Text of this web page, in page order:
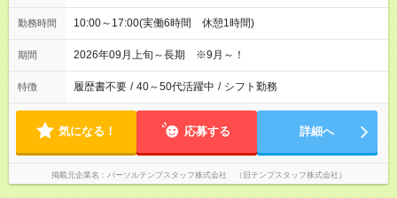
勤務時間 10:00～17:00(実働6時間 休憩1時間)
期間 2026年09月上旬～長期 ※9月～！
特徴 履歴書不要 / 40～50代活躍中 / シフト勤務
気になる！ 応募する 詳細へ
掲載元企業名 パーソルテンプスタッフ株式会社 （旧テンプスタッフ株式会社）